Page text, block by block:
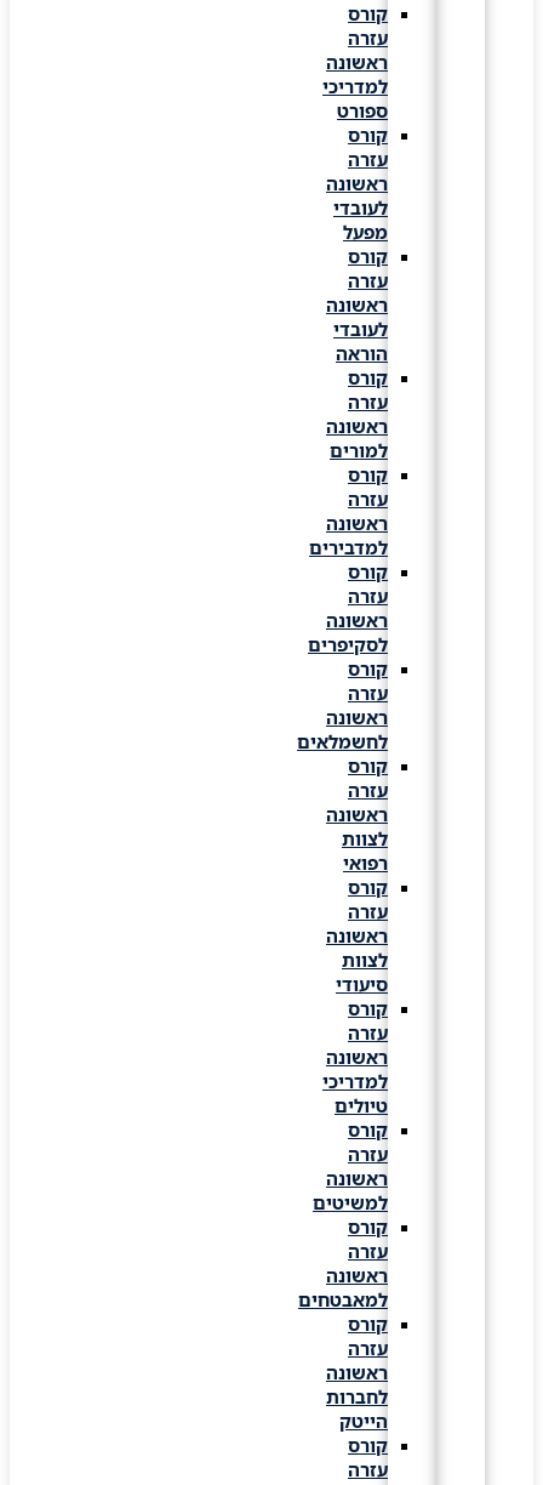
קורס
עזרה
ראשונה
למדריכי
ספורט
קורס
עזרה
ראשונה
לעובדי
מפעל
קורס
עזרה
ראשונה
לעובדי
הוראה
קורס
עזרה
ראשונה
למורים
קורס
עזרה
ראשונה
למדבירים
קורס
עזרה
ראשונה
לסקיפרים
קורס
עזרה
ראשונה
לחשמלאים
קורס
עזרה
ראשונה
לצוות
רפואי
קורס
עזרה
ראשונה
לצוות
סיעודי
קורס
עזרה
ראשונה
למדריכי
טיולים
קורס
עזרה
ראשונה
למשיטים
קורס
עזרה
ראשונה
למאבטחים
קורס
עזרה
ראשונה
לחברות
הייטק
קורס
עזרה